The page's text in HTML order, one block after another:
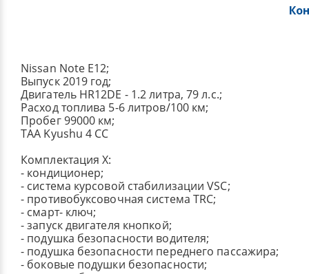
Nissan Note E12;
Выпуск 2019 год;
Двигатель HR12DE - 1.2 литра, 79 л.с.;
Расход топлива 5-6 литров/100 км;
Пробег 99000 км;
TAA Kyushu 4 CC
Комплектация X:
- кондиционер;
- система курсовой стабилизации VSC;
- противобуксовочная система TRC;
- смарт- ключ;
- запуск двигателя кнопкой;
- подушка безопасности водителя;
- подушка безопасности переднего пассажира;
- боковые подушки безопасности;